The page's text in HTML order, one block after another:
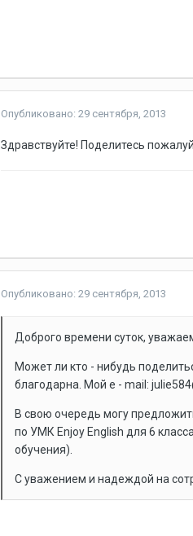
Опубликовано: 29 сентября, 2013
Здравствуйте! Поделитесь
Опубликовано: 29 сентября, 2013
Доброго времени суток,
Может ли кто - нибудь
благодарна. Мой e - mail:
В свою очередь могу
по УМК Enjoy English для 6
обучения).
С уважением и надеждой на